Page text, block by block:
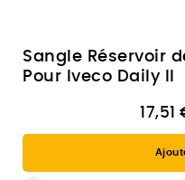
Sangle Réservoir
Pour Iveco Daily II
17,51